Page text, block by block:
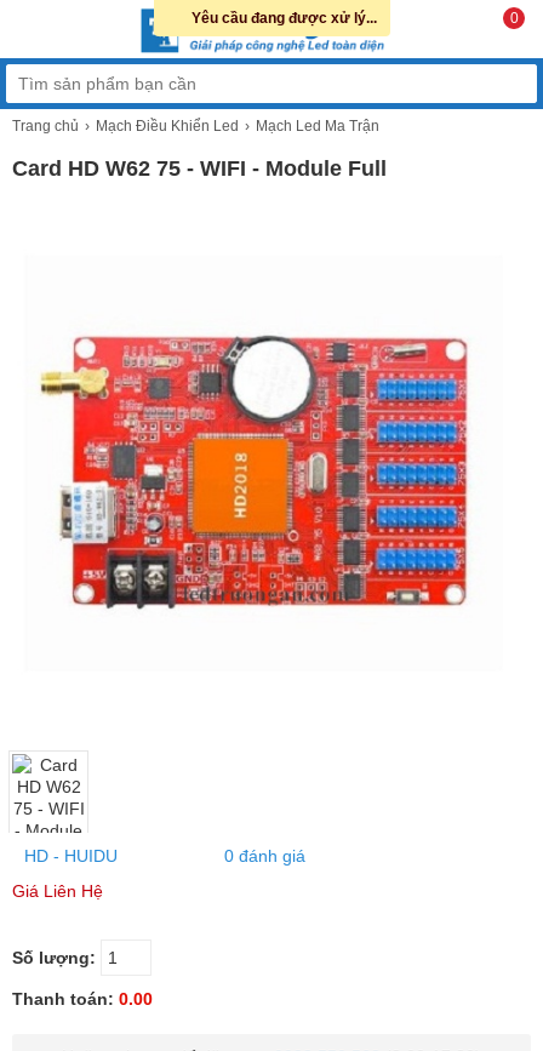
0
Trang chủ Mạch Điều Khiển Led Mạch Led Ma Trận
Card HD W62 75 - WIFI - Module Full
HD - HUIDU
0 đánh giá
Giá Liên Hệ
Số lượng:
Thanh toán: 0.00
Yêu cầu đang được xử lý...